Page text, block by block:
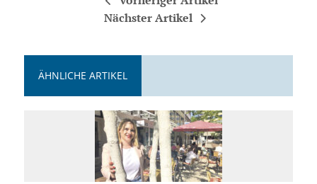
Nächster Artikel
ÄHNLICHE ARTIKEL